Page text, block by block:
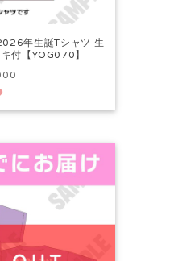
年生誕Tシャツ 生
付【YOG070】